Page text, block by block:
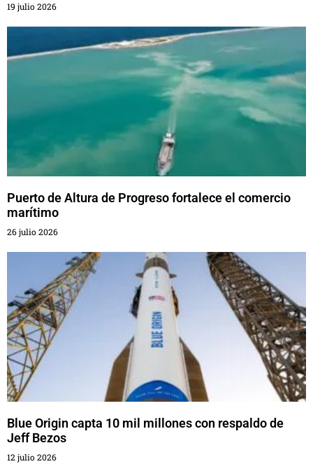
19 julio 2026
Puerto de Altura de Progreso fortalece el comercio
marítimo
26 julio 2026
Blue Origin capta 10 mil millones con respaldo de
Jeff Bezos
12 julio 2026